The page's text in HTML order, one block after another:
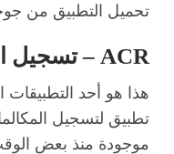
تحميل التطبيق من
ACR – تسجيل المكالمات تلقائيًا
هذا هو أحد
موجودة منذ بعض